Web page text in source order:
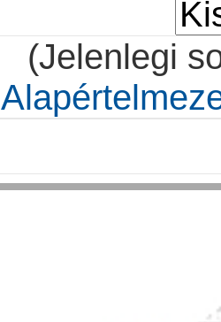
(Jelenlegi